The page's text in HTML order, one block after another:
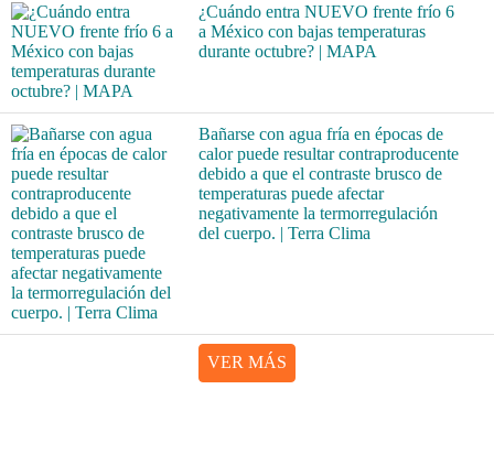
¿Cuándo entra NUEVO frente frío 6
a México con bajas temperaturas
durante octubre? | MAPA
Bañarse con agua fría en épocas de
calor puede resultar contraproducente
debido a que el contraste brusco de
temperaturas puede afectar
negativamente la termorregulación
del cuerpo. | Terra Clima
VER MÁS